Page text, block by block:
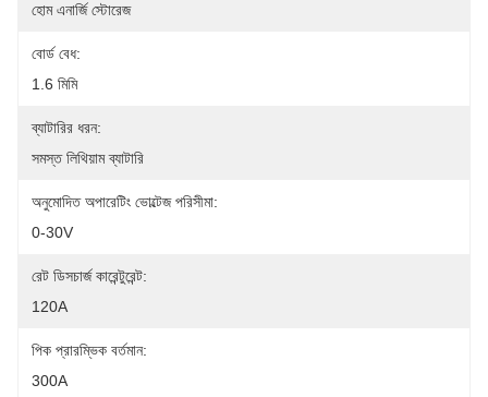
হোম এনার্জি স্টোরেজ
বোর্ড বেধ:
1.6 মিমি
ব্যাটারির ধরন:
সমস্ত লিথিয়াম ব্যাটারি
অনুমোদিত অপারেটিং ভোল্টেজ পরিসীমা:
0-30V
রেট ডিসচার্জ কারেন্টুরেন্ট:
120A
পিক প্রারম্ভিক বর্তমান:
300A